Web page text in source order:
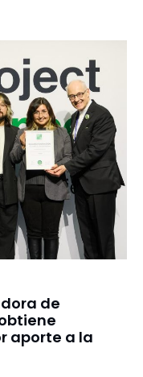
de
aporte a la